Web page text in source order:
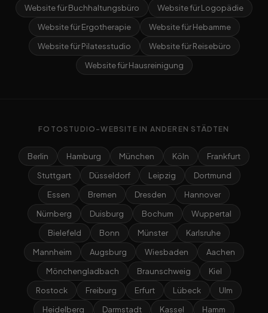
Website für Buchhaltungsbüro
Website für Logopädie
Website für Ergotherapie
Website für Hebamme
Website für Pilatesstudio
Website für Reisebüro
Website für Hausreinigung
FOTOSTUDIO-WEBSITE IN ANDEREN STÄDTEN
Berlin Hamburg München Köln
Frankfurt
Stuttgart
Düsseldorf Leipzig
Dortmund
Essen
Bremen Dresden
Hannover
Nürnberg
Duisburg Bochum
Wuppertal
Bielefeld
Bonn Münster
Karlsruhe
Mannheim
Augsburg Wiesbaden
Aachen
Mönchengladbach
Braunschweig
Kiel
Rostock
Freiburg Erfurt Lübeck
Ulm
Heidelberg
Darmstadt Kassel Hamm